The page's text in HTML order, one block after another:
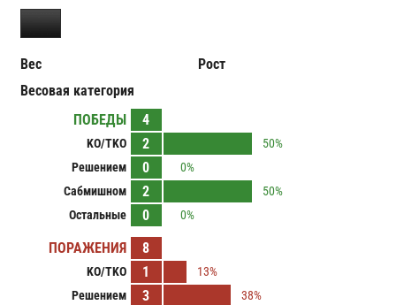
Вес
Рост
Весовая категория
ПОБЕДЫ
4
KO/TKO 2
50%
Решением
0
0%
Сабмишном
2
50%
Остальные
0 0%
ПОРАЖЕНИЯ 8
KO/TKO 1
13%
Решением
3
38%